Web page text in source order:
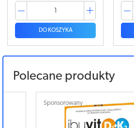
DO KOSZYKA
Polecane produkty
Sponsorowany